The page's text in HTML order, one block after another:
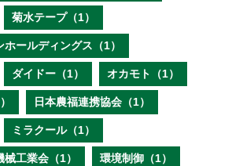
菊水テープ（1）
ールディングス（1）
ダイドー（1） オカモト（1）
日本農福連携協会（1）
ミラクール（1）
工業会（1） 環境制御（1）